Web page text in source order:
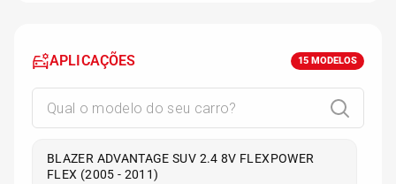
APLICAÇÕES 15 MODELOS
BLAZER ADVANTAGE SUV 2.4 8V FLEXPOWER
FLEX (2005 - 2011)